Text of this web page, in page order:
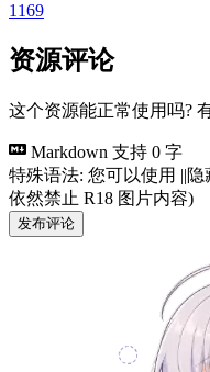
1169
资源评论
这个资源能正常使用吗?
Markdown 支持 0 字
特殊语法: 您可以使用 ||
依然禁止 R18 图片内容)
发布评论